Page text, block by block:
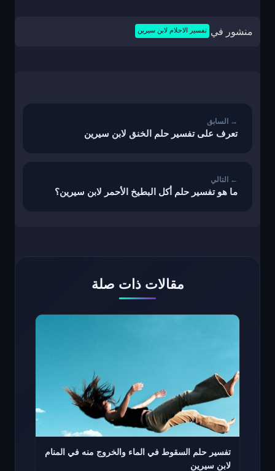
منشور في تفسير الاحلام لابن سيرين
تعرف على تفسير حلم الخنق لابن سيرين
ما هو تفسير حلم أكل البطيخ الأحمر لابن سيرين؟
مقالات ذات صلة
تفسير حلم السقوط في الماء والخروج منه في المنام
لابن سيرين